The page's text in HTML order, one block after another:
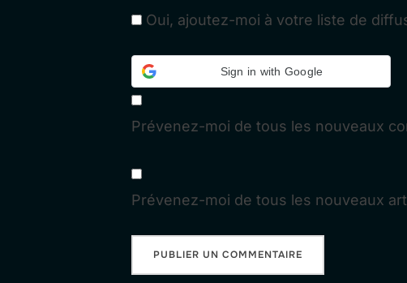
Oui, ajoutez-moi à votre liste de
Sign in with Google
Prévenez-moi de tous les nouveaux
Prévenez-moi de tous les nouveaux